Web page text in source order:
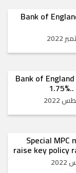
Bank of
Bank of
Special
raise key policy